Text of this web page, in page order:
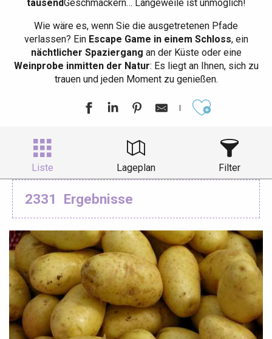
tausendGeschmäckern… Langeweile ist unmöglich!
Wie wäre es, wenn Sie die ausgetretenen Pfade
verlassen? EinEscape Game in einem Schloss, ein
nächtlicher Spaziergang an der Küste oder eine
Weinprobe inmitten der Natur: Es liegt an Ihnen, sich zu
trauen und jeden Moment zu genießen.
Liste Lageplan Filter
2331 Ergebnisse